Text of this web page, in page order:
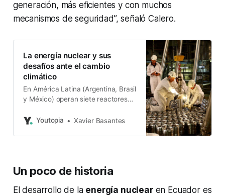
generación, más eficientes y con muchos
mecanismos de seguridad”, señaló Calero.
La energía nuclear y sus
desafíos ante el cambio
climático
En América Latina (Argentina, Brasil
y México) operan siete reactores
GW
Youtopia Xavier Basantes
Un poco de historia
El desarrollo de la energía nuclearen Ecuador es